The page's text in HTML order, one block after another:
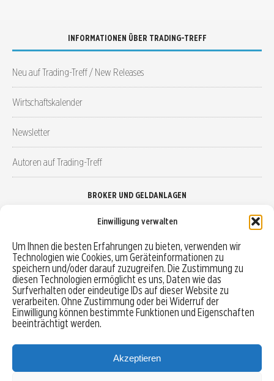
Einwilligung verwalten
Um Ihnen die besten Erfahrungen zu bieten, verwenden wir
Technologien wie Cookies, um Geräteinformationen zu
speichern und/oder darauf zuzugreifen. Die Zustimmung zu
diesen Technologien ermöglicht es uns, Daten wie das
Surfverhalten oder eindeutige IDs auf dieser Website zu
verarbeiten. Ohne Zustimmung oder bei Widerruf der
Einwilligung können bestimmte Funktionen und Eigenschaften
beeinträchtigt werden.
Akzeptieren
INFORMATIONEN ÜBER TRADING-TREFF
Neu auf Trading-Treff / New Releases
Wirtschaftskalender
Newsletter
Autoren auf Trading-Treff
BROKER UND GELDANLAGEN
Robo-Advisor vergleichen
Depotvergleich
Festgeld vergleichen
Tagesgeld vergleichen